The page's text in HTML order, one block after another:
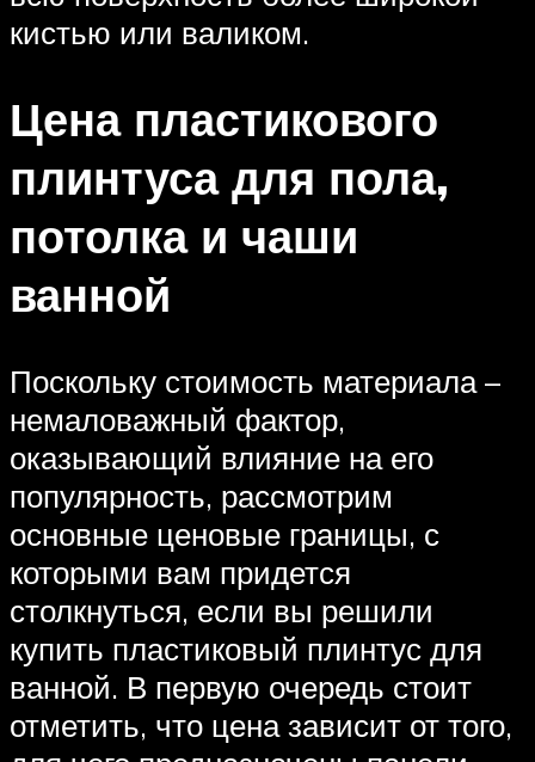
кистью или валиком.
Цена пластикового
плинтуса для пола,
потолка и чаши
ванной
Поскольку стоимость материала –
немаловажный фактор,
оказывающий влияние на его
популярность, рассмотрим
основные ценовые границы, с
которыми вам придется
столкнуться, если вы решили
купить пластиковый плинтус для
ванной. В первую очередь стоит
отметить, что цена зависит от того,